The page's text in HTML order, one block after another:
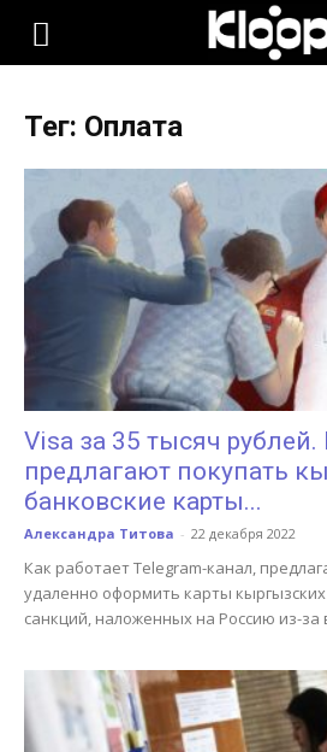
KLOOP.KG
Новости
Кыргызстана
Тег: Оплата
Visa за 35 тысяч
предлагают покупать
банковские карты...
Александра Титова - 22 декабря 2022
Как работает Telegram-канал,
удаленно оформить карты
санкций, наложенных на Россию из-